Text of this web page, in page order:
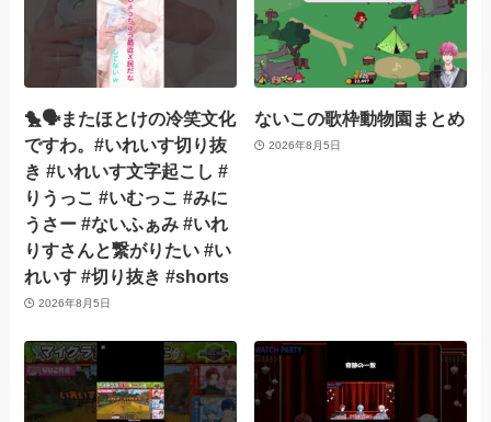
🐤🗣️またほとけの冷笑文化
ですわ。#いれいす切り抜
き #いれいす文字起こし #
りうっこ #いむっこ #みに
うさー #ないふぁみ #いれ
りすさんと繋がりたい #い
れいす #切り抜き #shorts
2026年8月5日
ないこの歌枠動物園まとめ
2026年8月5日